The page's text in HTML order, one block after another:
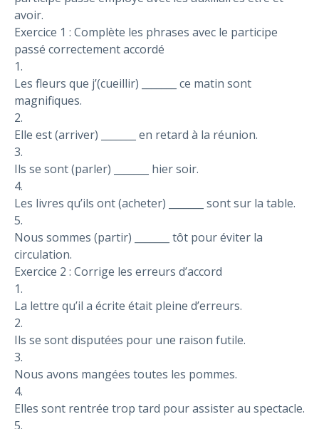
avoir.
Exercice 1 : Complète les phrases avec le participe
passé correctement accordé
1.
Les fleurs que j’(cueillir) _______ ce matin sont
magnifiques.
2.
Elle est (arriver) _______ en retard à la réunion.
3.
Ils se sont (parler) _______ hier soir.
4.
Les livres qu’ils ont (acheter) _______ sont sur la table.
5.
Nous sommes (partir) _______ tôt pour éviter la
circulation.
Exercice 2 : Corrige les erreurs d’accord
1.
La lettre qu’il a écrite était pleine d’erreurs.
2.
Ils se sont disputées pour une raison futile.
3.
Nous avons mangées toutes les pommes.
4.
Elles sont rentrée trop tard pour assister au spectacle.
5.